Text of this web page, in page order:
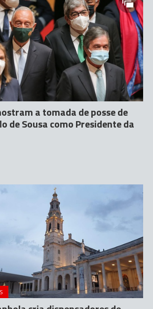
a tomada de posse de
de Sousa como Presidente da